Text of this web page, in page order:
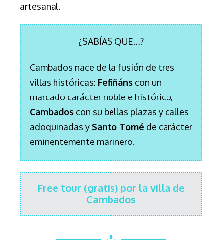
artesanal.
¿SABÍAS QUE…?
Cambados nace de la fusión de tres
villas históricas: Fefiñáns con un
marcado carácter noble e histórico,
Cambados con su bellas plazas y calles
adoquinadas y Santo Tomé de carácter
eminentemente marinero.
Free tour (gratis) por la villa de
Cambados